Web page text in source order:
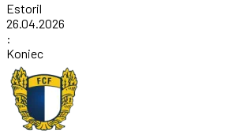
Estoril
26.04.2026
:
Koniec